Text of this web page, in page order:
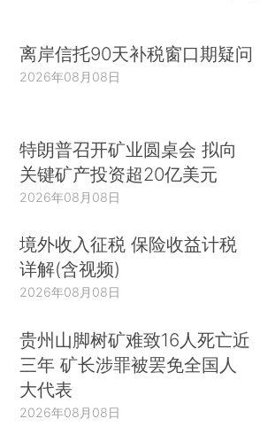
离岸信托90天补税窗口期疑问
2026年08月08日
特朗普召开矿业圆桌会 拟向
关键矿产投资超20亿美元
2026年08月08日
境外收入征税 保险收益计税
详解(含视频)
2026年08月08日
贵州山脚树矿难致16人死亡近
三年 矿长涉罪被罢免全国人
大代表
2026年08月08日